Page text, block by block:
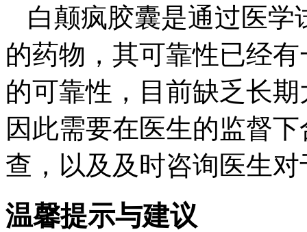
白颠疯胶囊是通过医
的药物，其可靠性已经
的可靠性，目前缺乏长
因此需要在医生的监督
查，以及及时咨询医生
温馨提示与建议